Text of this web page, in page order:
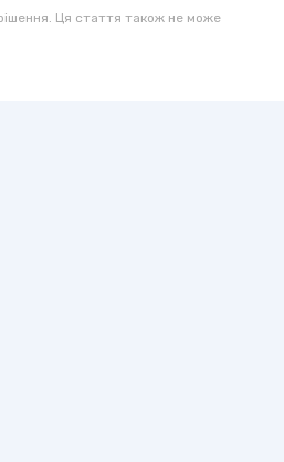
рішення. Ця стаття також не може